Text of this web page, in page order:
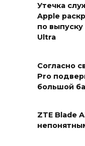
Утечка
Apple
по
Ultra
Согласно
Pro
большой
ZTE Blade